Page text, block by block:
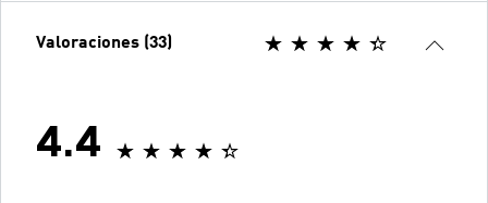
Valoraciones (33)
4.4